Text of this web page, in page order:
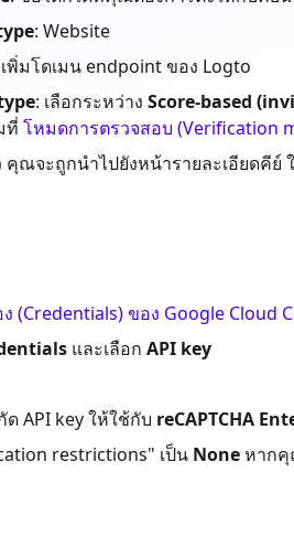
: Website
พิ่มโดเมน endpoint ของ Logto
: เลือกระหว่าง Score-based
ที่ โหมดการตรวจสอบ (Verification
คุณจะถูกนำไปยังหน้ารายละเอียดคีย์
(Credentials) ของ Google Cloud
และเลือก API key
API key ให้ใช้กับ reCAPTCHA
restrictions" เป็น Noneหากคุ